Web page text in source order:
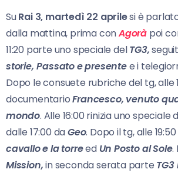
SuRai 3, martedì 22 aprilesi è
dalla mattina, prima conAgorà poi
11:20 parte uno speciale delTG3,
storie, Passato e presentee i
Dopo le consuete rubriche del tg, alle
documentarioFrancesco, venuto
mondo. Alle 16:00 rinizia uno speciale
dalle 17:00 daGeo. Dopo il tg, alle
cavallo e la torreed Un Posto al Sole.
Mission,in seconda serata parte